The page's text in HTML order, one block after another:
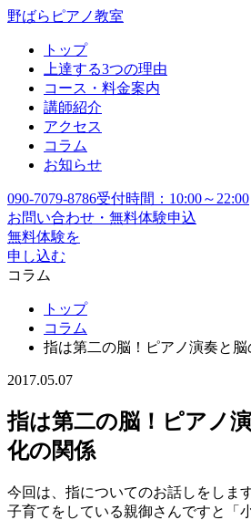
野ばらピアノ教室
トップ
上達する3つの理由
コース・料金案内
講師紹介
アクセス
コラム
お知らせ
090-7079-8786受付時間：10:00～22:00
お問い合わせ・無料体験申込
無料体験を
申し込む
コラム
トップ
コラム
指は第二の脳！ピアノ演奏と
2017.05.07
指は第二の脳！ピアノ
化の関係
今回は、指についてのお話しをします
子育てをしている親御さんですと「